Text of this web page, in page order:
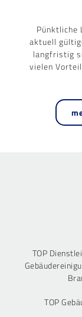
Pünktliche
aktuell
langfristig
vielen
TOP
TOP